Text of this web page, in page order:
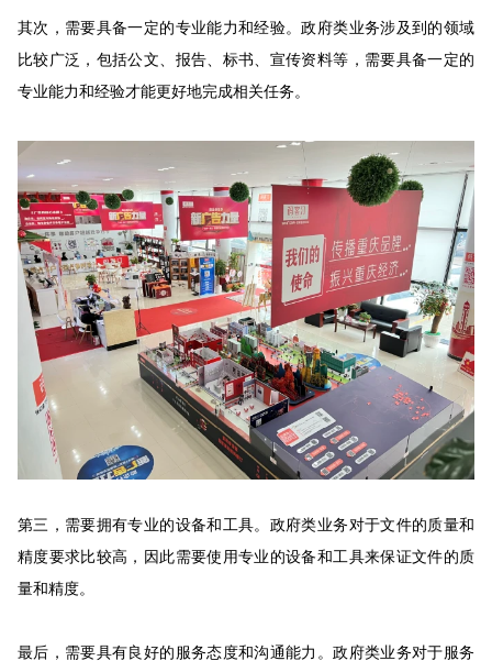
其次，需要具备一定的专业能力和经验。政府类业务涉及到的领域
比较广泛，包括公文、报告、标书、宣传资料等，需要具备一定的
专业能力和经验才能更好地完成相关任务。
第三，需要拥有专业的设备和工具。政府类业务对于文件的质量和
精度要求比较高，因此需要使用专业的设备和工具来保证文件的质
量和精度。
最后，需要具有良好的服务态度和沟通能力。政府类业务对于服务